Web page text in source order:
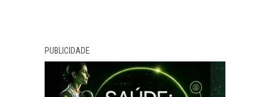
PUBLICIDADE